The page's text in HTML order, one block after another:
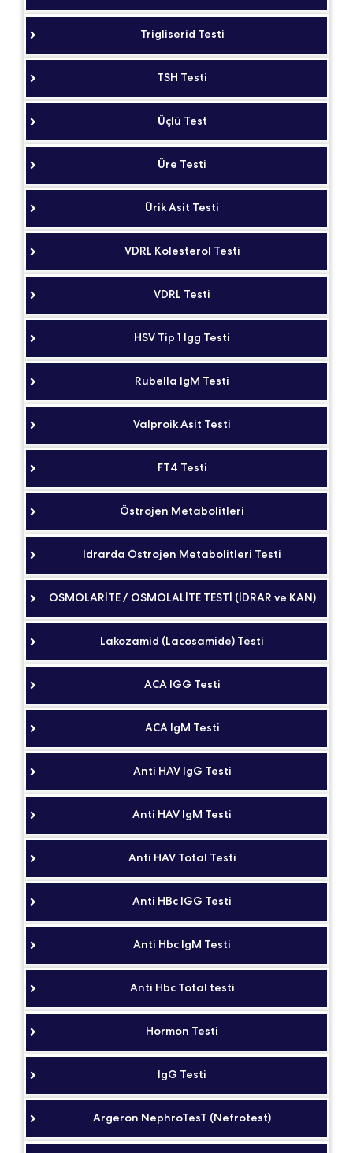
Trigliserid Testi
TSH Testi
Üçlü Test
Üre Testi
Ürik Asit Testi
VDRL Kolesterol Testi
VDRL Testi
HSV Tip 1 Igg Testi
Rubella IgM Testi
Valproik Asit Testi
FT4 Testi
Östrojen Metabolitleri
İdrarda Östrojen Metabolitleri Testi
OSMOLARİTE / OSMOLALİTE TESTİ (İDRAR ve KAN)
Lakozamid (Lacosamide) Testi
ACA IGG Testi
ACA IgM Testi
Anti HAV IgG Testi
Anti HAV IgM Testi
Anti HAV Total Testi
Anti HBc IGG Testi
Anti Hbc IgM Testi
Anti Hbc Total testi
Hormon Testi
IgG Testi
Argeron NephroTesT (Nefrotest)